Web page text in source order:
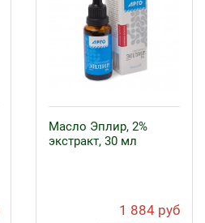
Масло Эплир, 2%
экстракт, 30 мл
1 884 руб